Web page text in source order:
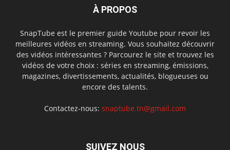
À PROPOS
SnapTube est le premier guide Youtube pour revoir les
meilleures vidéos en streaming. Vous souhaitez découvrir
des vidéos intéressantes ? Parcourez le site et trouvez les
vidéos de votre choix : séries en streaming, émissions,
magazines, divertissements, actualités, blogueuses ou
encore des talents.
Contactez-nous: snaptube.tn@gmail.com
SUIVEZ NOUS